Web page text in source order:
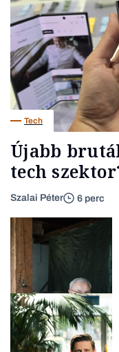
Tech
Újabb
tech
Szalai Péter 6 perc